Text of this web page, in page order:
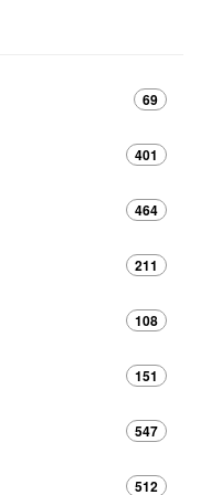
69
401
464
211
108
151
547
512